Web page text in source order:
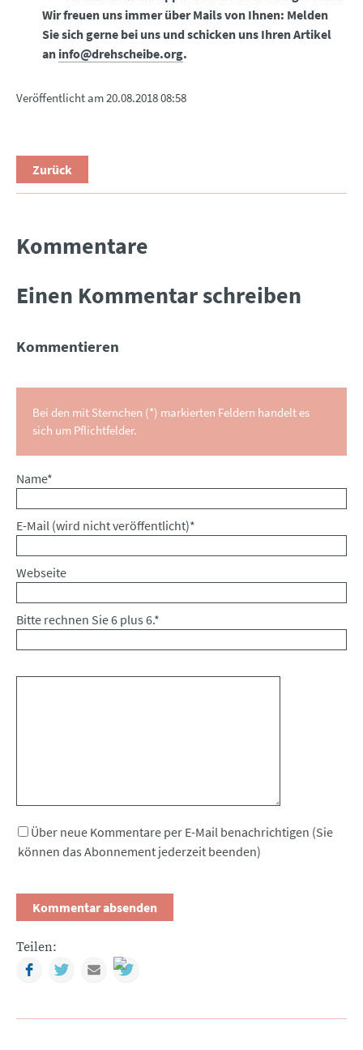
Wir freuen uns immer über Mails von Ihnen: Melden
Sie sich gerne bei uns und schicken uns Ihren Artikel
an info@drehscheibe.org.
Veröffentlicht am20.08.2018 08:58
Zurück
Kommentare
Einen Kommentar schreiben
Kommentieren
Bei den mit Sternchen (*) markierten Feldern handelt es
sich um Pflichtfelder.
Pflichtfeld
Name*
Pflichtfeld
E-Mail (wird nicht veröffentlicht)*
Webseite
Bitte rechnen Sie 6 plus 6.*
Über neue Kommentare per E-Mail benachrichtigen (Sie
können das Abonnement jederzeit beenden)
Teilen:
FacebookTwitterMail